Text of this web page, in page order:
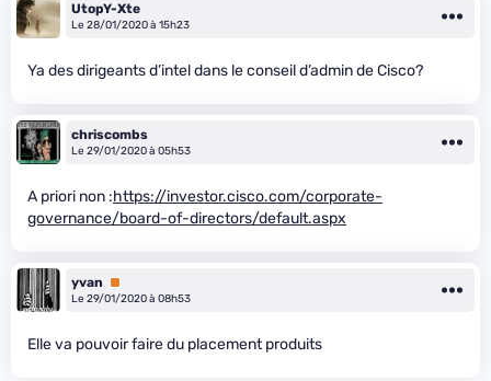
UtopY-Xte
Le 28/01/2020 à 15h23
Ya des dirigeants d’intel dans le conseil d’admin de Cisco?
chriscombs
Le 29/01/2020 à 05h53
A priori non :https://investor.cisco.com/corporate-
governance/board-of-directors/default.aspx
yvan
Premium
Le 29/01/2020 à 08h53
Elle va pouvoir faire du placement produits